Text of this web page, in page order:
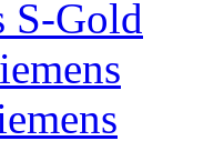
S-Gold